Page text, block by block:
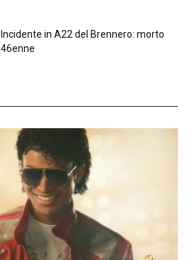
Incidente in A22 del Brennero: morto
46enne